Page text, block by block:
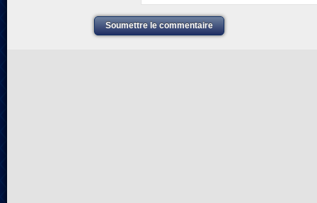
Soumettre le commentaire